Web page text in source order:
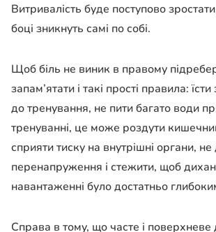
Витривалість буде поступово
боці зникнуть самі по собі.
Щоб біль не виник в правому
запам’ятати і такі прості правила:
до тренування, не пити багато води
тренуванні, це може роздути
сприяти тиску на внутрішні органи,
перенапруження і стежити, щоб
навантаженні було достатньо
Справа в тому, що часте і поверхневе